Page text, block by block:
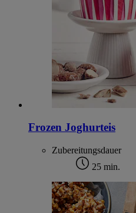
Frozen Joghurteis
Zubereitungsdauer
25 min.